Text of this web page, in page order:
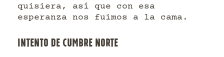
quisiera, así que con esa
esperanza nos fuimos a la cama.
INTENTO DE CUMBRE NORTE